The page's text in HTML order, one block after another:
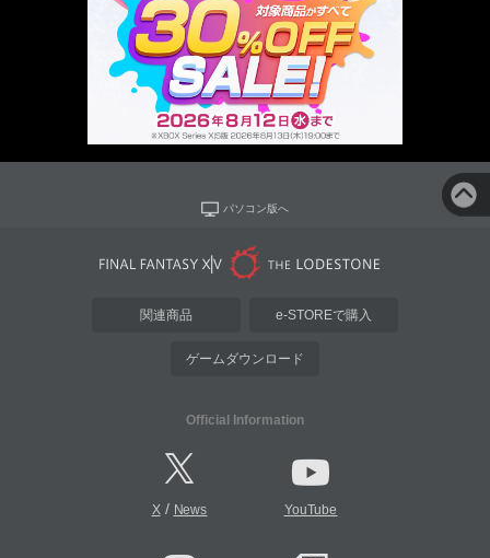
パソコン版へ
関連商品 e-STOREで購入
ゲームダウンロード
Official Information
X/ News YouTube